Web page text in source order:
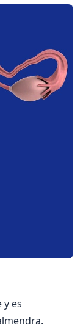
y es